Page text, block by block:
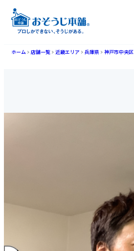
ホーム 店舗一覧 近畿エリア 兵庫県 神戸市中央区